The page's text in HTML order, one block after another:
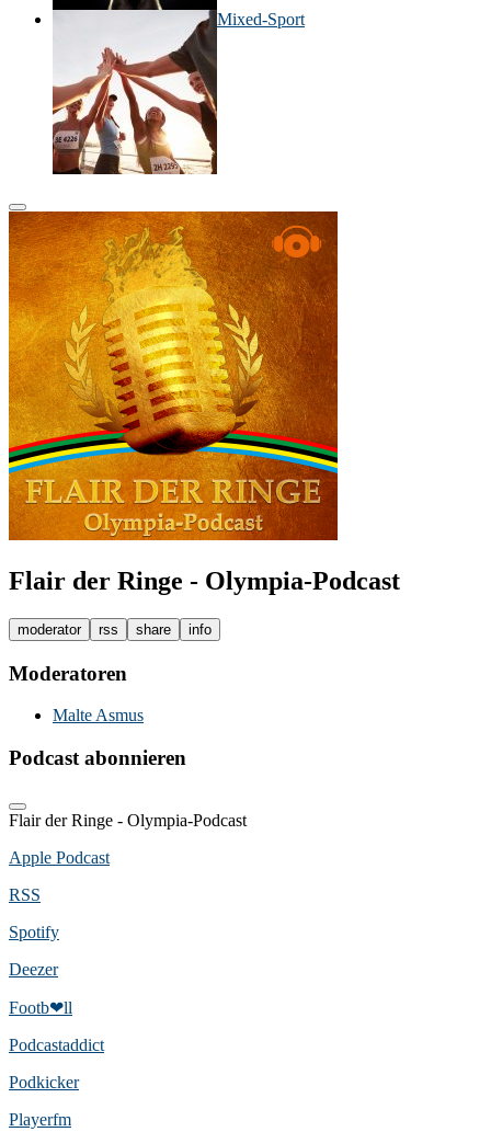
Mixed-Sport
Flair der Ringe - Olympia-Podcast
moderator rss share info
Moderatoren
Malte Asmus
Podcast abonnieren
Flair der Ringe - Olympia-Podcast
Apple Podcast
RSS
Spotify
Deezer
Footb❤ll
Podcast­addict
Podkicker
Playerfm